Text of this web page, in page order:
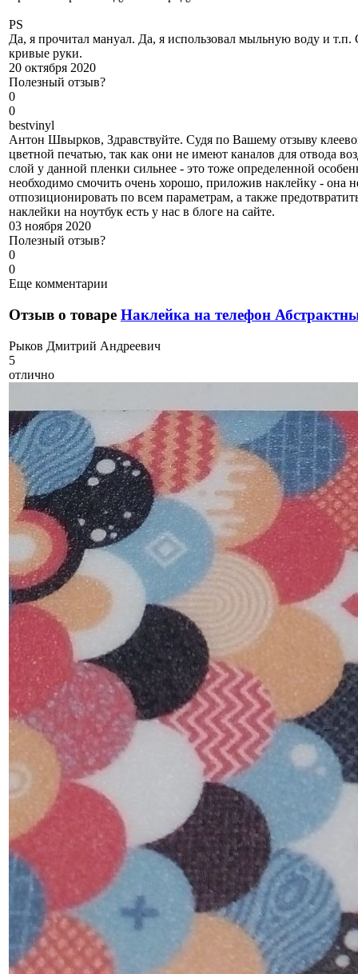
PS
Да, я прочитал мануал. Да, я использовал мыльную воду и
кривые руки.
20 октября 2020
Полезный отзыв?
0
0
bestvinyl
Антон Швырков, Здравствуйте. Судя по Вашему отзыву
цветной печатью, так как они не имеют каналов для отвода
слой у данной пленки сильнее - это тоже определенной
необходимо смочить очень хорошо, приложив наклейку - она
отпозиционировать по всем параметрам, а также
наклейки на ноутбук есть у нас в блоге на сайте.
03 ноября 2020
Полезный отзыв?
0
0
Еще комментарии
Отзыв о товаре Наклейка на телефон
Рыков Дмитрий Андреевич
5
отлично